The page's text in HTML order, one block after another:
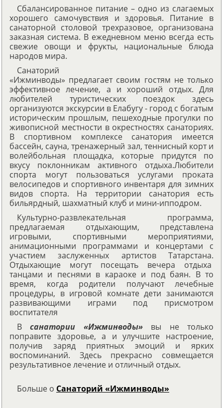
Сбалансированное питание – одно из слагаемых
хорошего самочувствия и здоровья. Питание в
санаторной столовой трехразовое, организована
заказная система. В ежедневном меню всегда есть
свежие овощи и фрукты, национальные блюда
народов мира.
Санаторий
«Ижминводы» предлагает своим гостям не только
эффективное лечение, а и хороший отдых. Для
любителей туристических поездок здесь
организуются экскурсии в Елабугу - город с богатым
историческим прошлым, пешеходные прогулки по
живописной местности в окрестностях санаториях.
В спортивном комплексе санатория имеется
бассейн, сауна, тренажерный зал, теннисный корт и
волейбольная площадка, которые придутся по
вкусу поклонникам активного отдыха.Любители
спорта могут пользоваться услугами проката
велосипедов и спортивного инвентаря для зимних
видов спорта. На территории санатория есть
бильярдный, шахматный клуб и мини-ипподром.
Культурно-развлекательная программа,
предлагаемая отдыхающим, представлена
игровыми, спортивными мероприятиями,
анимационными программами и концертами с
участием заслуженных артистов Татарстана.
Отдыхающие могут посещать вечера отдыха
танцами и песнями в караоке и под баян. В то
время, когда родители получают лечебные
процедуры, в игровой комнате дети занимаются
развивающими играми под присмотром
воспитателя
Всанатории «Ижминводы»вы не только
поправите здоровье, а и улучшите настроение,
получив заряд приятных эмоций и ярких
воспоминаний. Здесь прекрасно совмещается
результативное лечение и отличный отдых.
Больше о Санаторий «Ижминводы»